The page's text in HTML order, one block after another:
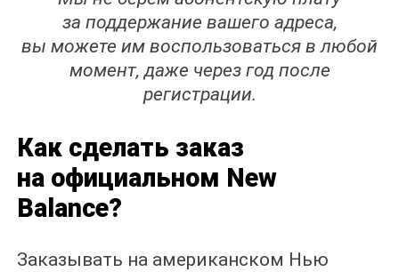
за поддержание вашего адреса,
вы можете им воспользоваться в любой
момент, даже через год после
регистрации.
Как сделать заказ
на официальном New
Balance?
Заказывать на американском Нью